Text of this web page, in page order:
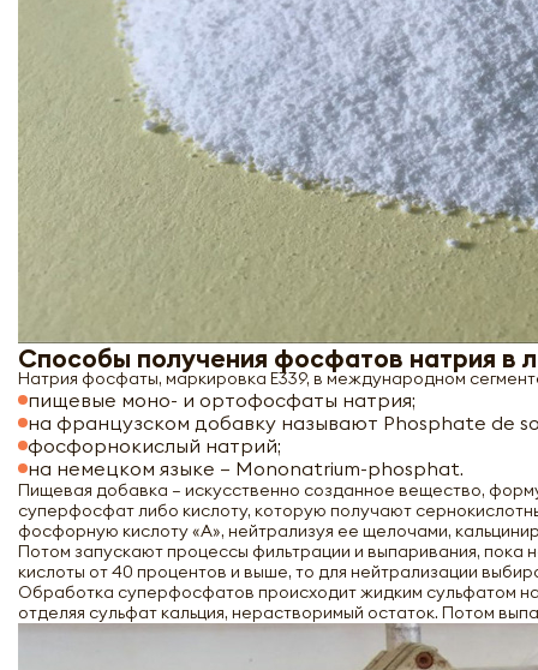
Способы получения фосфатов натрия в
Натрия фосфаты, маркировка Е339, в международном
пищевые моно- и ортофосфаты натрия;
на французском добавку называют Phosphate de
фосфорнокислый натрий;
на немецком языке – Mononatrium-phosphat.
Пищевая добавка – искусственно созданное вещество,
суперфосфат либо кислоту, которую получают
фосфорную кислоту «А», нейтрализуя ее щелочами,
Потом запускают процессы фильтрации и выпаривания,
кислоты от 40 процентов и выше, то для нейтрализации
Обработка суперфосфатов происходит жидким сульфатом
отделяя сульфат кальция, нерастворимый остаток. Потом